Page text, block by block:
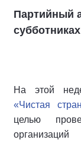
Партийный
субботниках
На этой
«Чистая
целью